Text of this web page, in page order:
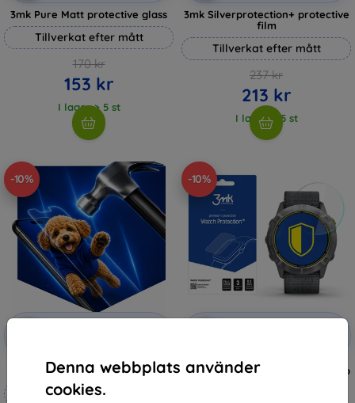
Denna webbplats använder
cookies.
3mk Pure Matt protective glass
Tillverkat efter mått
170 kr
153 kr
I lager > 5 st
3mk Silverprotection+ protective
film
Tillverkat efter mått
237 kr
213 kr
I lager > 5 st
-10%
Rabatt
3mk Hammer protective film
Tillverkat efter mått
-10%
Rabatt
3MK FlexibleGlass Garmin Enduro